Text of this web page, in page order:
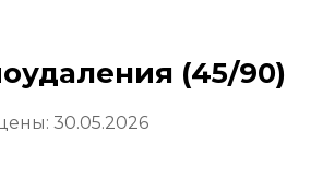
(45/90)
30.05.2026